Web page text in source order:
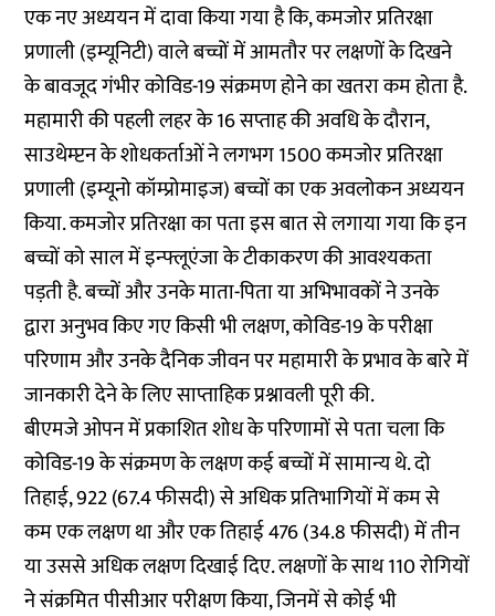
एक नए अध्ययन में दावा किया गया है कि, कमजोर प्रतिरक्षा
प्रणाली (इम्यूनिटी) वाले बच्चों में आमतौर पर लक्षणों के दिखने
के बावजूद गंभीर कोविड-19 संक्रमण होने का खतरा कम होता है.
महामारी की पहली लहर के 16 सप्ताह की अवधि के दौरान,
साउथेम्प्टन के शोधकर्ताओं ने लगभग 1500 कमजोर प्रतिरक्षा
प्रणाली (इम्यूनो कॉम्प्रोमाइज) बच्चों का एक अवलोकन अध्ययन
किया. कमजोर प्रतिरक्षा का पता इस बात से लगाया गया कि इन
बच्चों को साल में इन्फ्लूएंजा के टीकाकरण की आवश्यकता
पड़ती है. बच्चों और उनके माता-पिता या अभिभावकों ने उनके
द्वारा अनुभव किए गए किसी भी लक्षण, कोविड-19 के परीक्षा
परिणाम और उनके दैनिक जीवन पर महामारी के प्रभाव के बारे में
जानकारी देने के लिए साप्ताहिक प्रश्नावली पूरी की.
बीएमजे ओपन में प्रकाशितशोधके परिणामों से पता चला कि
कोविड-19 के संक्रमण के लक्षण कई बच्चों में सामान्य थे. दो
तिहाई, 922 (67.4 फीसदी) से अधिक प्रतिभागियों में कम से
कम एक लक्षण था और एक तिहाई 476 (34.8 फीसदी) में तीन
या उससे अधिक लक्षण दिखाई दिए. लक्षणों के साथ 110 रोगियों
ने संक्रमित पीसीआर परीक्षण किया, जिनमें से कोई भी